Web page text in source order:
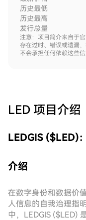
历史最低
历史最高
发行总量
注意：项目简介来自于
存在过时、错误或遗漏
不会承担任何依赖这些
LED 项目介绍
LEDGIS ($LED)
介绍
在数字身份和数据价
人信息的自我治理指
中，LEDGIS ($LED)